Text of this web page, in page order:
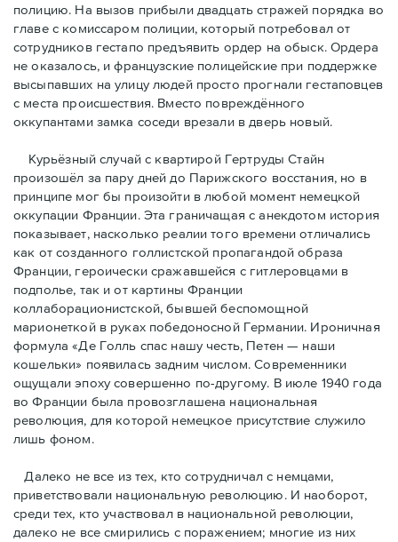
полицию. На вызов прибыли двадцать стражей порядка во
главе с комиссаром полиции, который потребовал от
сотрудников гестапо предъявить ордер на обыск. Ордера
не оказалось, и французские полицейские при поддержке
высыпавших на улицу людей просто прогнали гестаповцев
с места происшествия. Вместо повреждённого
оккупантами замка соседи врезали в дверь новый.
Курьёзный случай с квартирой Гертруды Стайн
произошёл за пару дней до Парижского восстания, но в
принципe мог бы произойти в любой момент немецкой
оккупации Франции. Эта граничащая с анекдотом история
показывает, насколько реалии того времени отличались
как от созданного голлистской пропагандой образа
Франции, героически сражавшейся с гитлеровцами в
подполье, так и от картины Франции
коллаборационистской, бывшей беспомощной
марионеткой в руках победоносной Германии. Ироничная
формула «Де Голль спас нашу честь, Петен — наши
кошельки» появилась задним числом. Современники
ощущали эпоху совершенно по-другому. В июле 1940 года
во Франции была провозглашена национальная
революция, для которой немецкое присутствие служило
лишь фоном.
Далеко не все из тех, кто сотрудничал с немцами,
приветствовали национальную революцию. И наоборот,
среди тех, кто участвовал в национальной революции,
далеко не все смирились с поражением; многие из них